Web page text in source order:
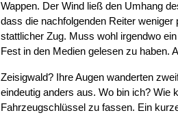
Wappen. Der Wind ließ den Umhang
dass die nachfolgenden Reiter
stattlicher Zug. Muss wohl irgendwo
Fest in den Medien gelesen zu haben.
Zeisigwald? Ihre Augen wanderten
eindeutig anders aus. Wo bin ich? Wie
Fahrzeugschlüssel zu fassen. Ein